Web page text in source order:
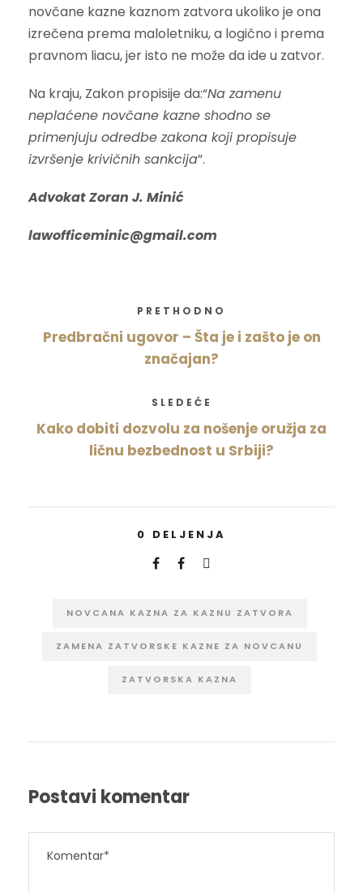
novčane kazne kaznom zatvora ukoliko je ona
izrečena prema maloletniku, a logično i prema
pravnom liacu, jer isto ne može da ide u zatvor.
Na kraju, Zakon propisije da:“Na zamenu
neplaćene novčane kazne shodno se
primenjuju odredbe zakona koji propisuje
izvršenje krivičnih sankcija”.
Advokat Zoran J. Minić
lawofficeminic@gmail.com
PRETHODNO
Predbračni ugovor – Šta je i zašto je on
značajan?
SLEDEĆE
Kako dobiti dozvolu za nošenje oružja za
ličnu bezbednost u Srbiji?
0 DELJENJA
NOVCANA KAZNA ZA KAZNU ZATVORA
ZAMENA ZATVORSKE KAZNE ZA NOVCANU
ZATVORSKA KAZNA
Postavi komentar